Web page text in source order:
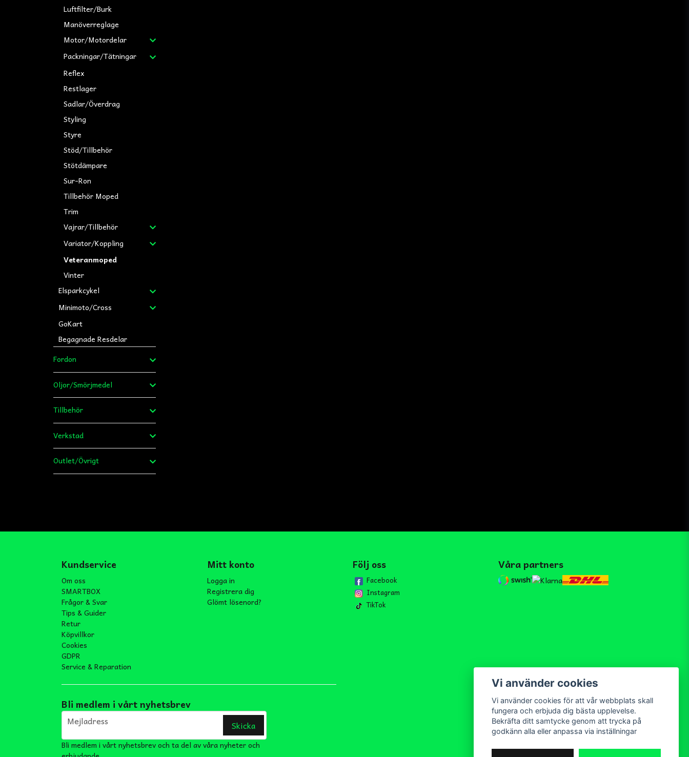
Luftfilter/Burk
Manöverreglage
Motor/Motordelar
Packningar/Tätningar
Reflex
Restlager
Sadlar/Överdrag
Styling
Styre
Stöd/Tillbehör
Stötdämpare
Sur-Ron
Tillbehör Moped
Trim
Vajrar/Tillbehör
Variator/Koppling
Veteranmoped
Vinter
Elsparkcykel
Minimoto/Cross
GoKart
Begagnade Resdelar
Fordon
Oljor/Smörjmedel
Tillbehör
Verkstad
Outlet/Övrigt
Kundservice
Om oss
SMARTBOX
Frågor & Svar
Tips & Guider
Retur
Köpvillkor
Cookies
GDPR
Service & Reparation
Mitt konto
Logga in
Registrera dig
Glömt lösenord?
Följ oss
Facebook
Instagram
TikTok
Våra partners
Bli medlem i vårt nyhetsbrev
email
Mejladress Skicka
Bli medlem i vårt nyhetsbrev och ta del av våra nyheter och
Vi använder cookies
Vi använder cookies för att vår webbplats skall
fungera och erbjuda dig bästa upplevelse.
Bekräfta ditt samtycke genom att trycka på
godkänn alla eller anpassa via inställningar